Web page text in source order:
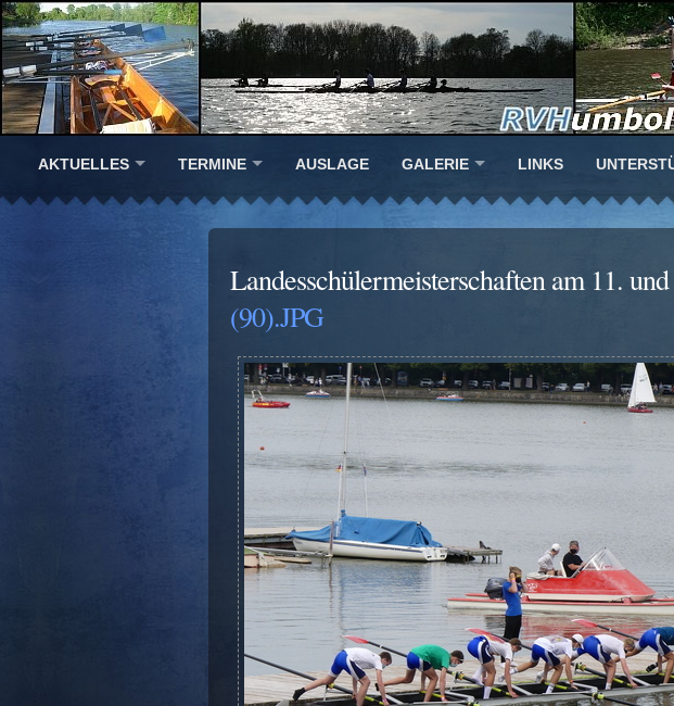
AKTUELLES TERMINE AUSLAGE GALERIE LINKS
Landesschülermeisterschaften am 11.
(90).JPG